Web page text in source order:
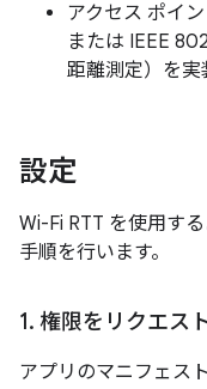
アクセス ポイ
または IEEE
距離測定）を実
設定
Wi-Fi RTT を使用す
手順を行います。
1. 権限をリクエス
アプリのマニフェス